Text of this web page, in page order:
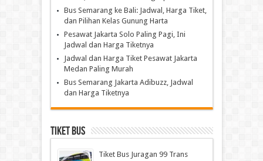
Bus Semarang ke Bali: Jadwal, Harga Tiket,
dan Pilihan Kelas Gunung Harta
Pesawat Jakarta Solo Paling Pagi, Ini
Jadwal dan Harga Tiketnya
Jadwal dan Harga Tiket Pesawat Jakarta
Medan Paling Murah
Bus Semarang Jakarta Adibuzz, Jadwal
dan Harga Tiketnya
Tiket Bus
Tiket Bus Juragan 99 Trans